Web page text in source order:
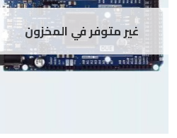
غير متوفر في المخزون